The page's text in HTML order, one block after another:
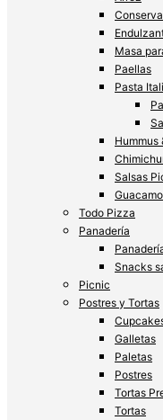
Masa
Paellas
Pasta
Hummus
Salsas
Todo Pizza
Panadería
Snacks
Picnic
Postres y Tortas
Galletas
Paletas
Postres
Tortas
Tortas